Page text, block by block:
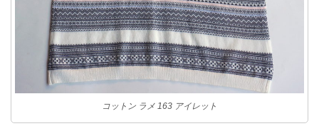
コットン ラメ 163 アイレット